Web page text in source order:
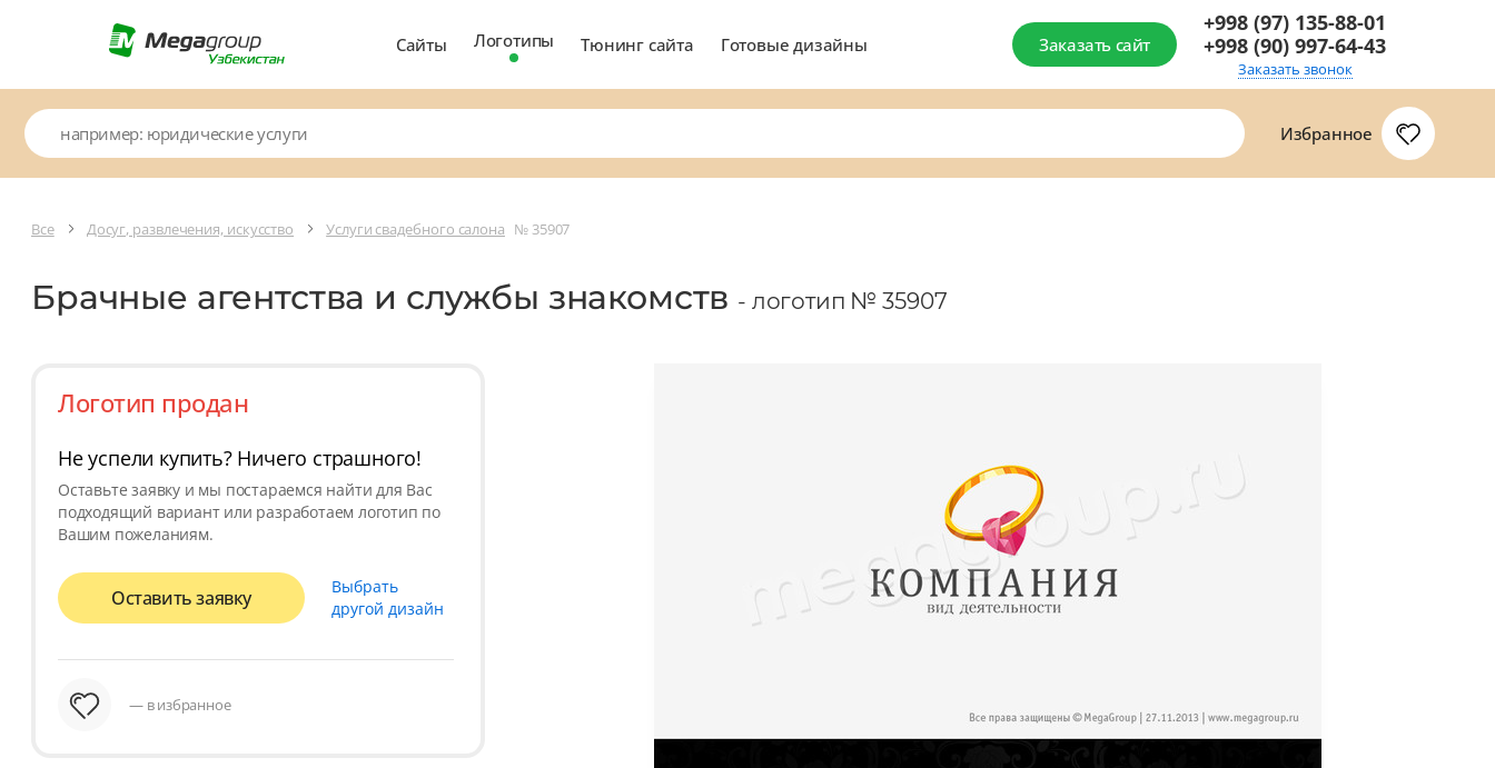
Сайты Логотипы Тюнинг сайта Готовые дизайны Заказать сайт
+998 (97) 135-88-01
+998 (90) 997-64-43
Заказать звонок
Избранное
Все Досуг, развлечения, искусство Услуги свадебного салона № 35907
Брачные агентства и службы знакомств - логотип № 35907
Логотип продан
Не успели купить? Ничего страшного!
Оставьте заявку и мы постараемся найти для Вас
подходящий вариант или разработаем логотип по
Вашим пожеланиям.
Оставить заявку
Выбрать
другой дизайн
— в избранное